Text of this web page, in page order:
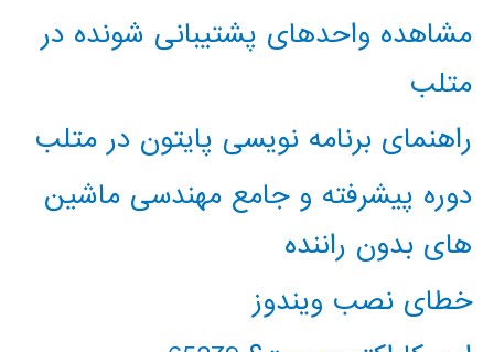
مشاهده واحدهای پشتیبانی شونده در
متلب
راهنمای برنامه نویسی پایتون در متلب
دوره پیشرفته و جامع مهندسی ماشین
های بدون راننده
خطای نصب ویندوز